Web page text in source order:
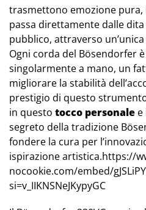
trasmettono emozione pura,
passa direttamente dalle
pubblico, attraverso
Ogni corda del Bösendorfer
singolarmente a mano, un
migliorare la stabilità
prestigio di questo
in questo tocco personale
segreto della tradizione
fondere la cura per
ispirazione artistica.https://
nocookie.com/embed/
si=v_IIKNSNeJKypyGC